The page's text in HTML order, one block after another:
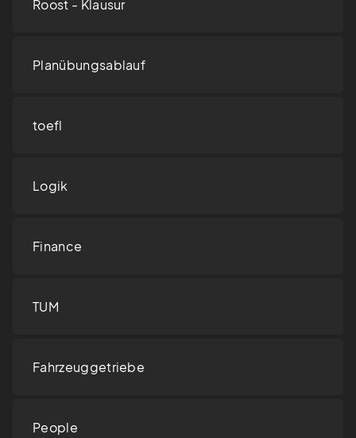
Roost - Klausur
Planübungsablauf
toefl
Logik
Finance
TUM
Fahrzeuggetriebe
People